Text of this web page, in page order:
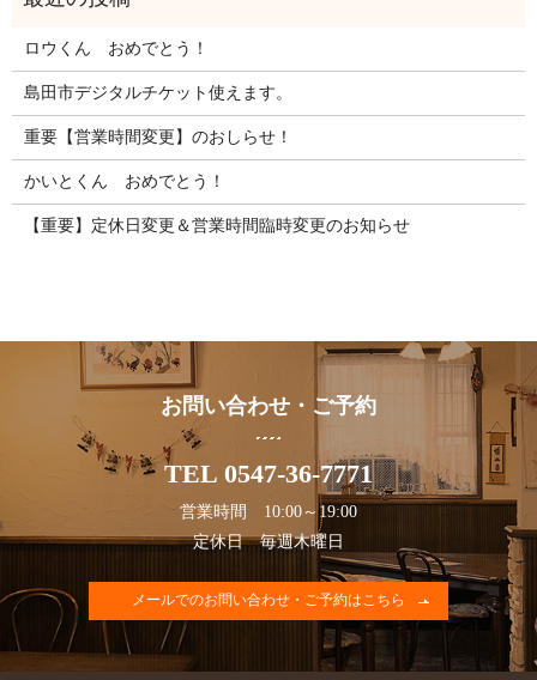
ロウくん おめでとう！
島田市デジタルチケット使えます。
重要【営業時間変更】のおしらせ！
かいとくん おめでとう！
【重要】定休日変更＆営業時間臨時変更のお知らせ
お問い合わせ・ご予約
TEL 0547-36-7771
営業時間 10:00～19:00
定休日 毎週木曜日
メールでのお問い合わせ・ご予約はこちら